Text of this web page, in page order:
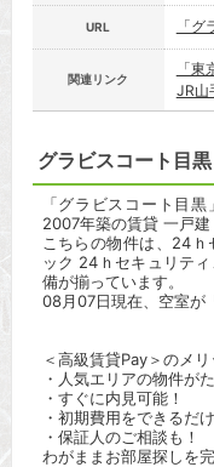
URL 「
関連リンク
「
JR山
グラビスコート目黒
「グラビスコート目
2007年築の賃貸 一戸建
こちらの物件は、24
ック 24ｈセキュリテ
備が揃っています。
08月07日現在、空室が
＜高級賃貸Pay＞のメリ
・人気エリアの物件が
・すぐに内見可能！
・初期費用をできるだ
・保証人のご相談も！
わがままお部屋探しを